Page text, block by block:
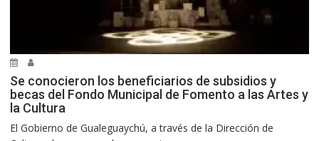
Se conocieron los beneficiarios de subsidios y
becas del Fondo Municipal de Fomento a las Artes y
la Cultura
El Gobierno de Gualeguaychú, a través de la Dirección de